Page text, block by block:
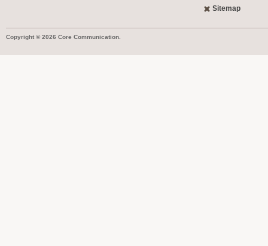
Sitemap
Copyright © 2026 Core Communication.